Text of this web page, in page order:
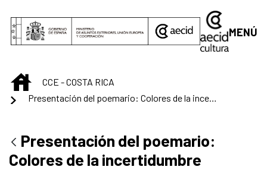
MENÚ
INICIO
CCE - COSTA RICA
Presentación del poemario: Colores de la incertidumbre
Presentación del poemario:
Colores de la incertidumbre